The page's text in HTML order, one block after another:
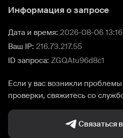
Информация о запросе
Дата и время: 2026-08-06
Ваш IP: 216.73.217.55
ID запроса: ZGQAtu96d8c1
Если у вас возникли
проверки, свяжитесь со
Связаться